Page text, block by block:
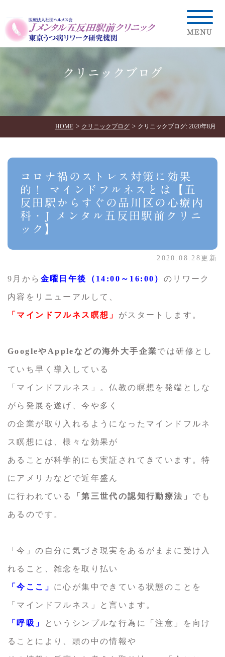
クリニックブログ
HOME クリニックブログ クリニックブログ: 2020年8月
コロナ禍のストレス対策に効果
的！ マインドフルネスとは【五
反田駅からすぐの品川区の心療内
科・J メンタル五反田駅前クリニ
ック】
2020.08.28更新
9月から 金曜日午後（14:00～16:00） のリワーク
内容をリニューアルして、
「マインドフルネス瞑想」 がスタートします。
GoogleやAppleなどの海外大手企業では研修とし
ていち早く導入している
「マインドフルネス」。仏教の瞑想を発端としな
がら発展を遂げ、今や多く
の企業が取り入れるようになったマインドフルネ
ス瞑想には、様々な効果が
あることが科学的にも実証されてきています。特
にアメリカなどで近年盛ん
に行われている 「第三世代の認知行動療法」 でも
あるのです。
「今」の自分に気づき現実をあるがままに受け入
れること、雑念を取り払い
「今ここ」 に心が集中できている状態のことを
「マインドフルネス」と言います。
「呼吸」 というシンプルな行為に「注意」を向け
ることにより、頭の中の情報や